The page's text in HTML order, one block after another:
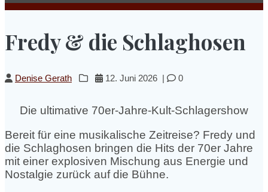
Fredy & die Schlaghosen
Denise Gerath 12. Juni 2026 0
Die ultimative 70er-Jahre-Kult-Schlagershow
Bereit für eine musikalische Zeitreise? Fredy und
die Schlaghosen bringen die Hits der 70er Jahre
mit einer explosiven Mischung aus Energie und
Nostalgie zurück auf die Bühne.